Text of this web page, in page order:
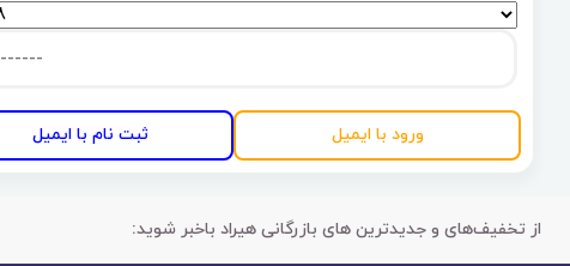
ورود با ایمیل ثبت نام با ایمیل
از تخفیف‌های و جدیدترین های بازرگانی هیراد باخبر شوید: